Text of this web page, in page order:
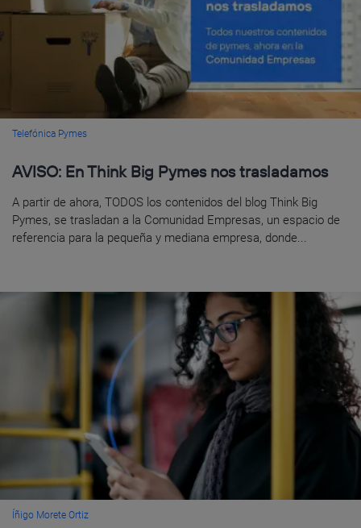
Telefónica Pymes
AVISO: En Think Big Pymes nos trasladamos
A partir de ahora, TODOS los contenidos del blog Think Big
Pymes, se trasladan a la Comunidad Empresas, un espacio de
referencia para la pequeña y mediana empresa, donde...
Íñigo Morete Ortiz